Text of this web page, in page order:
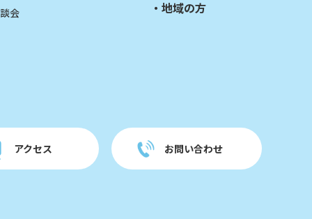
会
地域の方
アクセス お問い合わせ